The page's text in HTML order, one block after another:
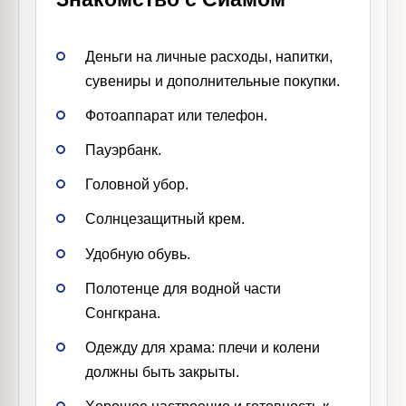
Деньги на личные расходы, напитки,
сувениры и дополнительные покупки.
Фотоаппарат или телефон.
Пауэрбанк.
Головной убор.
Солнцезащитный крем.
Удобную обувь.
Полотенце для водной части
Сонгкрана.
Одежду для храма: плечи и колени
должны быть закрыты.